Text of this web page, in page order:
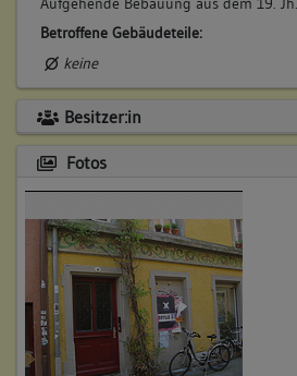
Betroffene Gebäudeteile:
keine
Besitzer:in
Fotos